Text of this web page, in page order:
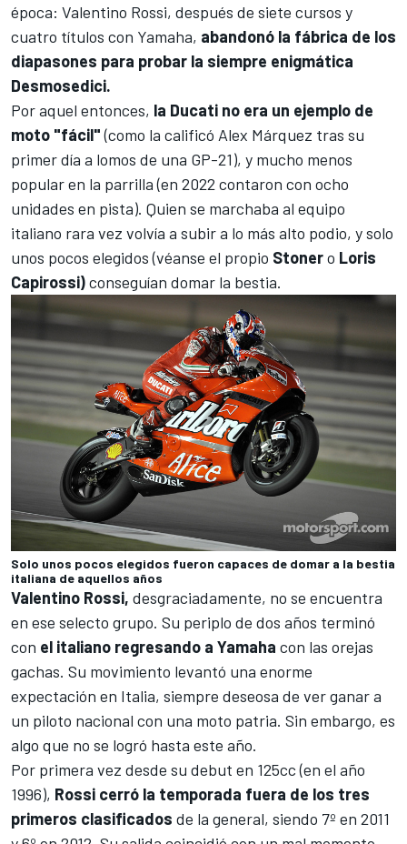
época: Valentino Rossi, después de siete cursos y
cuatro títulos con Yamaha, abandonó la fábrica de los
diapasones para probar la siempre enigmática
Desmosedici.
Por aquel entonces, la Ducati no era un ejemplo de
moto "fácil"(como la calificó Alex Márquez tras su
primer día a lomos de una GP-21), y mucho menos
popular en la parrilla (en 2022 contaron con ocho
unidades en pista). Quien se marchaba al equipo
italiano rara vez volvía a subir a lo más alto podio, y solo
unos pocos elegidos (véanse el propio Stonero Loris
Capirossi)conseguían domar la bestia.
Solo unos pocos elegidos fueron capaces de domar a la bestia
italiana de aquellos años
Valentino Rossi, desgraciadamente, no se encuentra
en ese selecto grupo. Su periplo de dos años terminó
con el italiano regresando a Yamaha con las orejas
gachas. Su movimiento levantó una enorme
expectación en Italia, siempre deseosa de ver ganar a
un piloto nacional con una moto patria. Sin embargo, es
algo que no se logró hasta este año.
Por primera vez desde su debut en 125cc (en el año
1996), Rossi cerró la temporada fuera de los tres
primeros clasificados de la general, siendo 7º en 2011